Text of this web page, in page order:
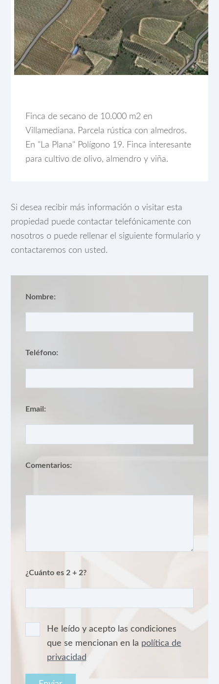
Finca de secano de 10.000 m2 en
Villamediana. Parcela rústica con almedros.
En "La Plana" Polígono 19. Finca interesante
para cultivo de olivo, almendro y viña.
Si desea recibir más información o visitar esta
propiedad puede contactar telefónicamente con
nosotros o puede rellenar el siguiente formulario y
contactaremos con usted.
Nombre:
Teléfono:
Email:
Comentarios:
¿Cuánto es 2 + 2?
He leído y acepto las condiciones
que se mencionan en la política de
privacidad